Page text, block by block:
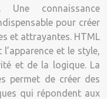
Une connaissance
pour créer
et attrayantes. HTML
et le style,
et de la logique. La
permet de créer des
qui répondent aux